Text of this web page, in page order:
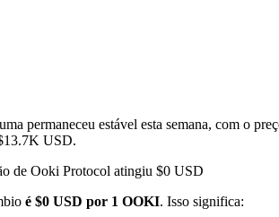
permaneceu estável esta semana, com o
USD.
de Ooki Protocol atingiu $0 USD
é $0 USD por 1 OOKI. Isso significa: